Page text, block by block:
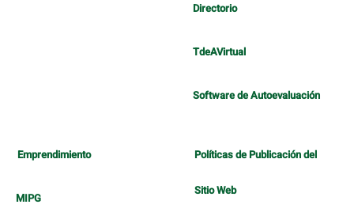
Directorio
TdeAVirtual
Software de Autoevaluación
Emprendimiento
MIPG
Políticas de Publicación del
Sitio Web